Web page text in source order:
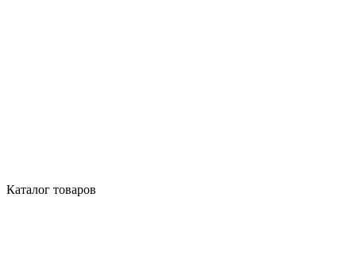
Каталог товаров